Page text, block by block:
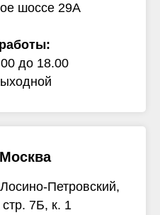
шоссе 29А
до 18.00
Петровский,
7Б, к. 1